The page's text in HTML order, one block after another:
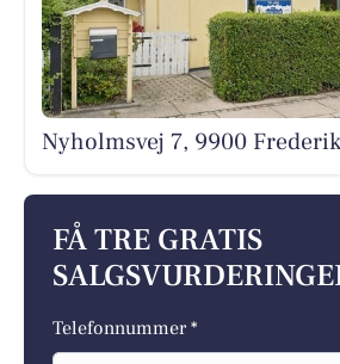
Nyholmsvej 7, 9900
FÅ TRE GRATIS
Telefonnummer *